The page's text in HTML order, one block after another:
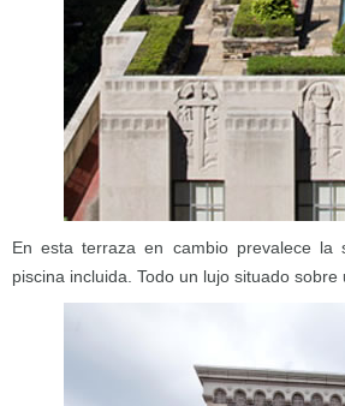
En esta terraza en cambio prevalece
piscina incluida. Todo un lujo situado